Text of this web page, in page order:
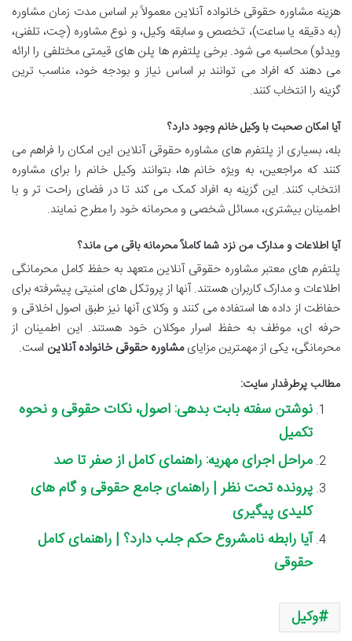
هزینه مشاوره حقوقی خانواده آنلاین معمولاً بر اساس مدت زمان مشاوره
(به دقیقه یا ساعت)، تخصص و سابقه وکیل، و نوع مشاوره (چت، تلفنی،
ویدئو) محاسبه می شود. برخی پلتفرم ها پلن های قیمتی مختلفی را ارائه
می دهند که افراد می توانند بر اساس نیاز و بودجه خود، مناسب ترین
گزینه را انتخاب کنند.
آیا امکان صحبت با وکیل خانم وجود دارد؟
بله، بسیاری از پلتفرم های مشاوره حقوقی آنلاین این امکان را فراهم می
کنند که مراجعین، به ویژه خانم ها، بتوانند وکیل خانم را برای مشاوره
انتخاب کنند. این گزینه به افراد کمک می کند تا در فضای راحت تر و با
اطمینان بیشتری، مسائل شخصی و محرمانه خود را مطرح نمایند.
آیا اطلاعات و مدارک من نزد شما کاملاً محرمانه باقی می ماند؟
پلتفرم های معتبر مشاوره حقوقی آنلاین متعهد به حفظ کامل محرمانگی
اطلاعات و مدارک کاربران هستند. آنها از پروتکل های امنیتی پیشرفته برای
حفاظت از داده ها استفاده می کنند و وکلای آنها نیز طبق اصول اخلاقی و
حرفه ای، موظف به حفظ اسرار موکلان خود هستند. این اطمینان از
محرمانگی، یکی از مهمترین مزایایمشاوره حقوقی خانواده آنلاین است.
مطالب پرطرفدار سایت:
نوشتن سفته بابت بدهی: اصول، نکات حقوقی و نحوه
تکمیل
مراحل اجرای مهریه: راهنمای کامل از صفر تا صد
پرونده تحت نظر | راهنمای جامع حقوقی و گام های
کلیدی پیگیری
آیا رابطه نامشروع حکم جلب دارد؟ | راهنمای کامل
حقوقی
وکیل